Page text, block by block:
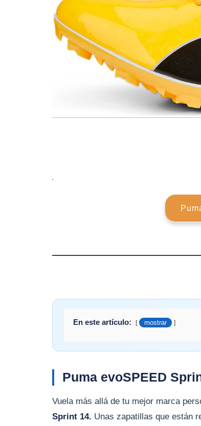
En este artículo: mostrar
Puma evoSPEED
Vuela más allá de tu mejor marca
Sprint 14. Unas zapatillas que están